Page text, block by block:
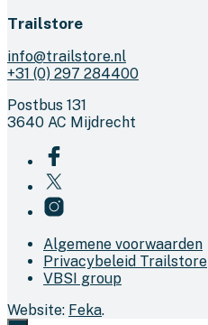
Trailstore
info@trailstore.nl
+31 (0) 297 284400
Postbus 131
3640 AC Mijdrecht
Algemene voorwaarden
Privacybeleid Trailstore
VBSI group
Website: Feka.